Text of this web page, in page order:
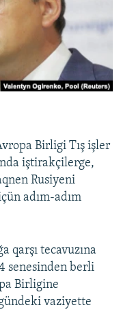
Birligi Tış işler
iştirakçilerge,
Rusiyeni
adım-adım
qarşı tecavuzına
senesinden berli
Birligine
vaziyette